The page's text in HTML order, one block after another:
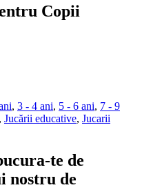
Copii
, 3 - 4 ani, 5 - 6 ani, 7 - 9
, Jucării educative, Jucarii
te de
nostru de